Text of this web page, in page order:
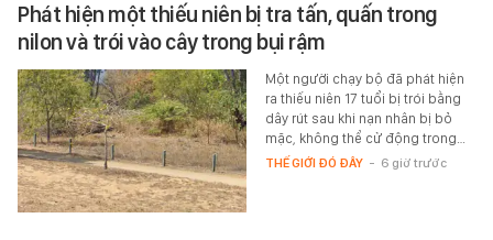
Phát hiện một thiếu niên bị tra tấn, quấn trong
nilon và trói vào cây trong bụi rậm
Một người chạy bộ đã phát hiện
ra thiếu niên 17 tuổi bị trói bằng
dây rút sau khi nạn nhân bị bỏ
mặc, không thể cử động trong…
THẾ GIỚI ĐÓ ĐÂY - 6 giờ trước